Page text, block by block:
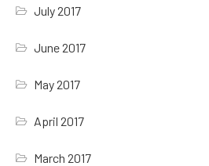
July 2017
June 2017
May 2017
April 2017
March 2017